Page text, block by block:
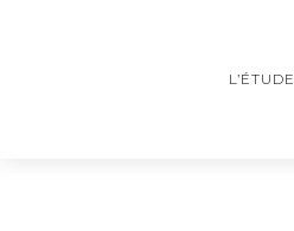
L’ÉTUDE